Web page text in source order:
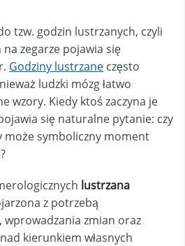
tzw. godzin lustrzanych, czyli
zegarze pojawia się
Godziny lustrzane często
ludzki mózg łatwo
wzory. Kiedy ktoś zaczyna je
się naturalne pytanie: czy
może symboliczny moment
lustrzana
z potrzebą
zmian oraz
kierunkiem własnych